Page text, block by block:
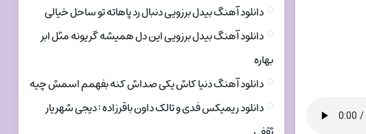
دانلود آهنگ بیدل برزویی دنبال رد پاهاته تو ساحل خیالی
دانلود آهنگ بیدل برزویی این دل همیشه گریونه مثل ابر
بهاره
دانلود آهنگ دنیا کاش یکی صداش کنه بفهمم اسمش چیه
دانلود ریمیکس فدی و تالک داون باقرزاده : دیجی شهریار